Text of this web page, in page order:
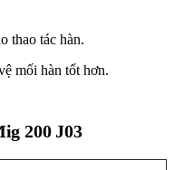
thao tác hàn.
mối hàn tốt hơn.
200 J03